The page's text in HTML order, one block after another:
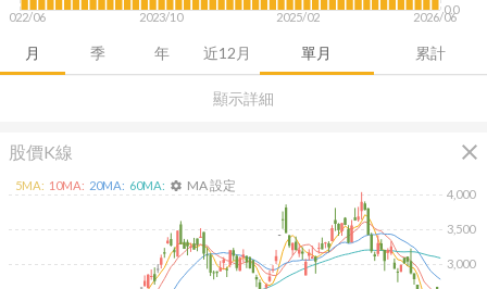
顯示詳細
月 季 年 近12月 單月 累計
2022/06 2023/10 2025/02 2026/06
0.0
股價K線 close
3,000
3,500
4,000
5MA: 10MA: 20MA: 60MA: settings MA 設定